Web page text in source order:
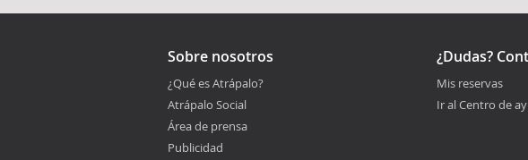
Sobre nosotros
¿Qué es Atrápalo?
Atrápalo Social
Área de prensa
Publicidad
¿Dudas?
Mis reservas
Ir al Centro de